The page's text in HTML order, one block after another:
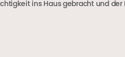
ins Haus gebracht und